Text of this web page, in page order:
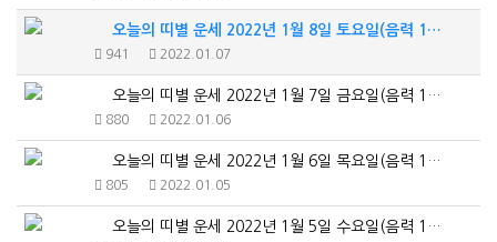
오늘의 띠별 운세 2022년 1월 8일 토요일(음력 1…
941 2022.01.07
오늘의 띠별 운세 2022년 1월 7일 금요일(음력 1…
880 2022.01.06
오늘의 띠별 운세 2022년 1월 6일 목요일(음력 1…
805 2022.01.05
오늘의 띠별 운세 2022년 1월 5일 수요일(음력 1…